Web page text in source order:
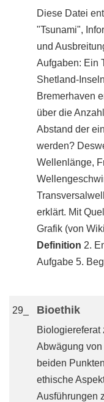
Diese Datei
"Tsunami",
und
Aufgaben: Ein
Shetland-
Bremerhaven
über die
Abstand der
werden?
Wellenlänge,
erklärt. Mit
Grafik (von
Definition 2.
Aufgabe 5.
29_ Bioethik
Biologiereferat
Abwägung
beiden
ethische
Ausführungen